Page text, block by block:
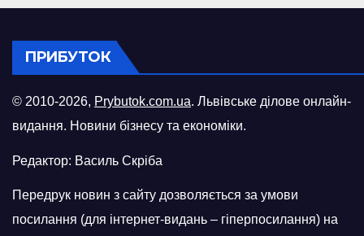
ПРИБУТОК
© 2010-2026, Prybutok.com.ua. Львівське ділове онлайн-
видання. Новини бізнесу та економіки.
Редактор: Василь Скріба
Передрук новин з сайту дозволяється за умови
посилання (для інтернет-видань – гіперпосилання) на